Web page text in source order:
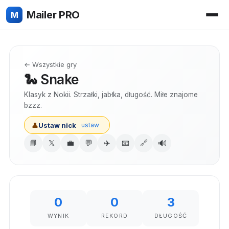
M Mailer PRO
← Wszystkie gry
🐍 Snake
Klasyk z Nokii. Strzałki, jabłka, długość. Miłe znajome
bzzz.
👤Ustaw nick ustaw
📘 𝕏 💼 💬 ✈️ 📧 🔗 🔊
0
WYNIK
0
REKORD
3
DŁUGOŚĆ